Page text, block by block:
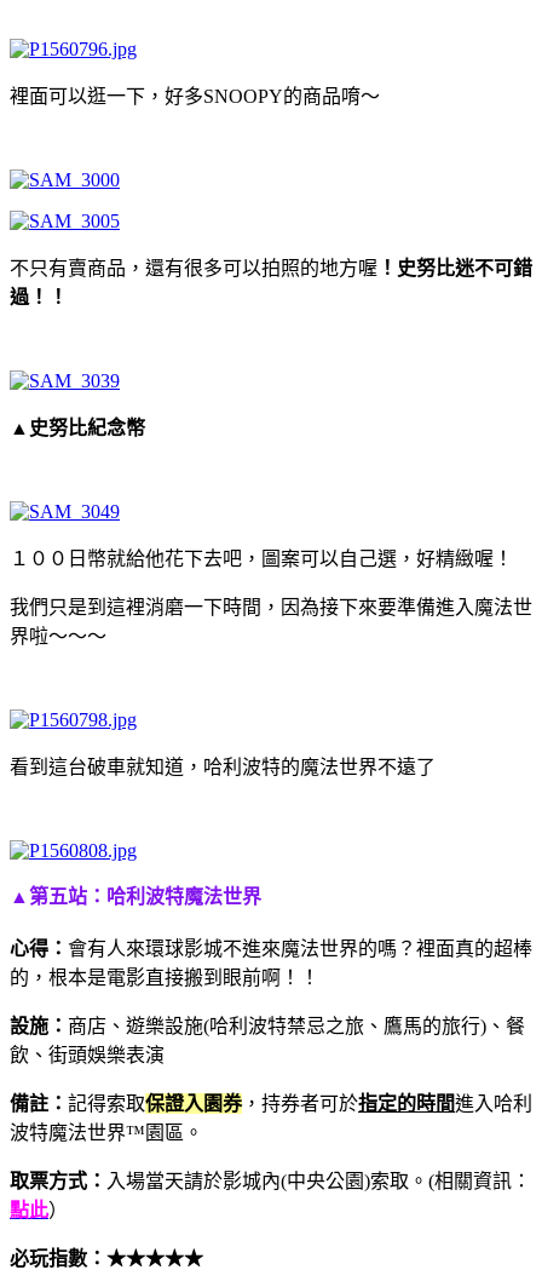
裡面可以逛一下，好多SNOOPY的商品唷～
不只有賣商品，還有很多可以拍照的地方喔 ！史努比迷不可錯
過！！
▲史努比紀念幣
１００日幣就給他花下去吧，圖案可以自己選，好精緻喔！
我們只是到這裡消磨一下時間，因為接下來要準備進入魔法世
界啦～～～
看到這台破車就知道，哈利波特的魔法世界不遠了
▲第五站：哈利波特魔法世界
心得： 會有人來環球影城不進來魔法世界的嗎？裡面真的超棒
的，根本是電影直接搬到眼前啊！！
設施： 商店、遊樂設施(哈利波特禁忌之旅、鷹馬的旅行)、餐
飲、街頭娛樂表演
備註： 記得索取保證入園券，持券者可於指定的時間進入哈利
波特魔法世界™園區。
取票方式： 入場當天請於影城內(中央公園)索取。(相關資訊：
點此）
必玩指數： ★★★★★